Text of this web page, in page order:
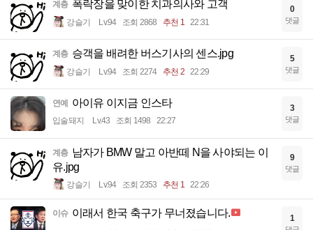
계층 폭락장을 맞이한 치과의사와 고객
강슬기 Lv.94 조회 2868 추천 1 22:31
0
댓글
계층 승객을 배려한 버스기사의 센스.jpg
강슬기 Lv.94 조회 2274 추천 2 22:29
5
댓글
연예 아이유 이지금 인스타
입술돼지 Lv.43 조회 1498 22:27
3
댓글
계층 남자가 BMW 말고 아반떼 N을 사야되는 이
유.jpg
강슬기 Lv.94 조회 2353 추천 1 22:26
9
댓글
이슈 이래서 한국 축구가 무너졌습니다. 1